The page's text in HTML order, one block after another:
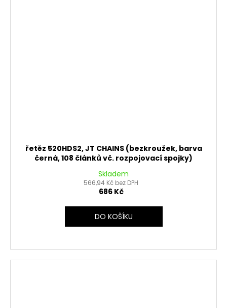
řetěz 520HDS2, JT CHAINS (bezkroužek, barva
černá, 108 článků vč. rozpojovací spojky)
Skladem
566,94 Kč bez DPH
686 Kč
DO KOŠÍKU